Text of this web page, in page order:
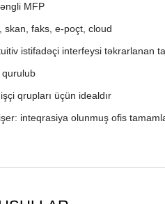
MFP
skan faks e-poçt cloud
istifadəçi interfeysi təkrarlanan
qurulub
qrupları üçün idealdır
inteqrasiya olunmuş ofis